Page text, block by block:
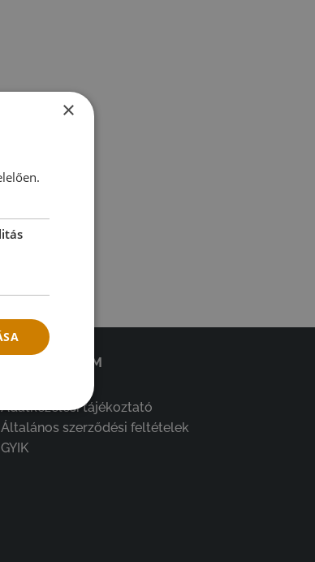
ADATVÉDELEM
Adatkezelési tájékoztató
Általános szerződési feltételek
GYIK
×